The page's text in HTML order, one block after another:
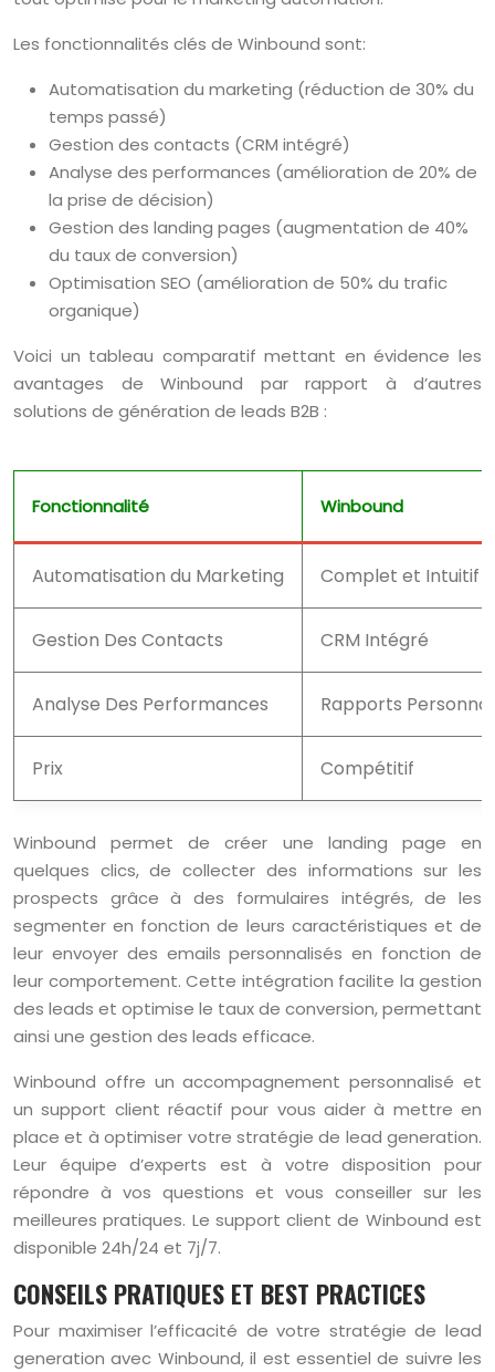
Les fonctionnalités clés de Winbound sont:
Automatisation du marketing (réduction de 30% du
temps passé)
Gestion des contacts (CRM intégré)
Analyse des performances (amélioration de 20% de
la prise de décision)
Gestion des landing pages (augmentation de 40%
du taux de conversion)
Optimisation SEO (amélioration de 50% du trafic
organique)
Voici un tableau comparatif mettant en évidence les
avantages de Winbound par rapport à d’autres
solutions de génération de leads B2B :
Fonctionnalité Winbound
Automatisation du Marketing Complet et Intuitif
Gestion Des Contacts CRM Intégré
Analyse Des Performances Rapports
Prix Compétitif
Winbound permet de créer une landing page en
quelques clics, de collecter des informations sur les
prospects grâce à des formulaires intégrés, de les
segmenter en fonction de leurs caractéristiques et de
leur envoyer des emails personnalisés en fonction de
leur comportement. Cette intégration facilite la gestion
des leads et optimise le taux de conversion, permettant
ainsi une gestion des leads efficace.
Winbound offre un accompagnement personnalisé et
un support client réactif pour vous aider à mettre en
place et à optimiser votre stratégie de lead generation.
Leur équipe d’experts est à votre disposition pour
répondre à vos questions et vous conseiller sur les
meilleures pratiques. Le support client de Winbound est
disponible 24h/24 et 7j/7.
CONSEILS PRATIQUES ET BEST PRACTICES
Pour maximiser l’efficacité de votre stratégie de lead
generation avec Winbound, il est essentiel de suivre les